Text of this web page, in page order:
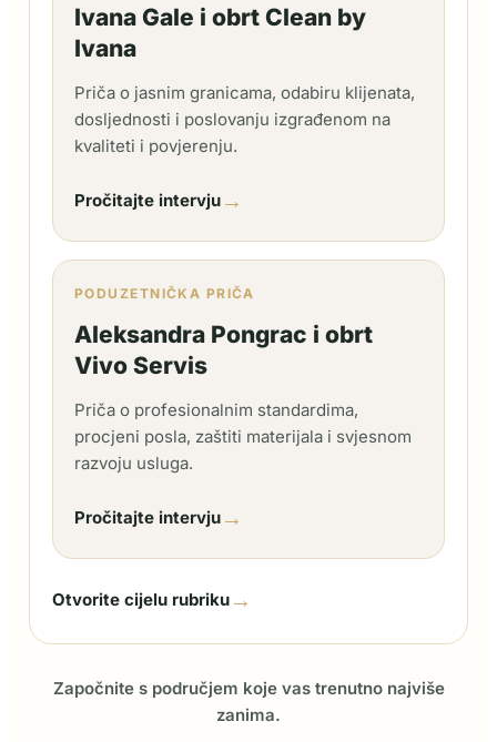
Ivana Gale i obrt Clean by
Ivana
Priča o jasnim granicama, odabiru klijenata,
dosljednosti i poslovanju izgrađenom na
kvaliteti i povjerenju.
Pročitajte intervju →
PODUZETNIČKA PRIČA
Aleksandra Pongrac i obrt
Vivo Servis
Priča o profesionalnim standardima,
procjeni posla, zaštiti materijala i svjesnom
razvoju usluga.
Pročitajte intervju →
Otvorite cijelu rubriku →
Započnite s područjem koje vas trenutno najviše
zanima.